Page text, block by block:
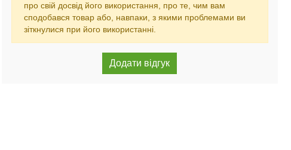
про свій досвід його використання, про те, чим вам
сподобався товар або, навпаки, з якими проблемами ви
зіткнулися при його використанні.